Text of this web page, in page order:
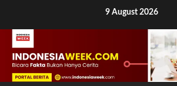
content
9 August 2026